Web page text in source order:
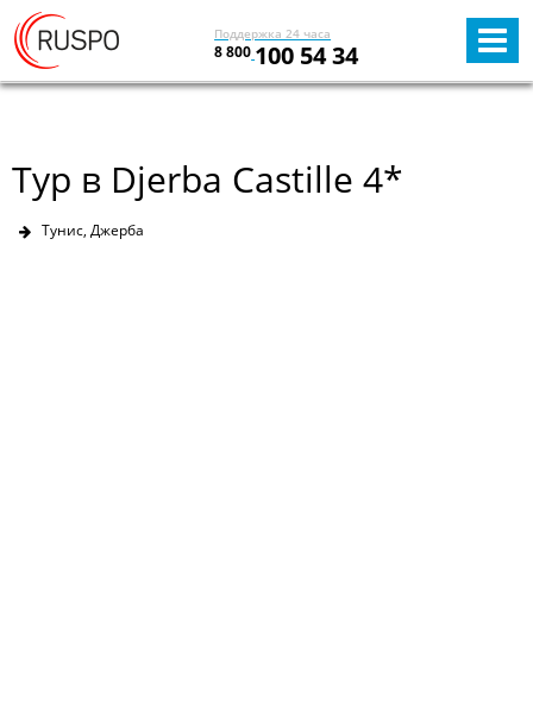
Поддержка 24 часа
8 800 100 54 34
Тур в Djerba Castille 4*
Тунис, Джерба